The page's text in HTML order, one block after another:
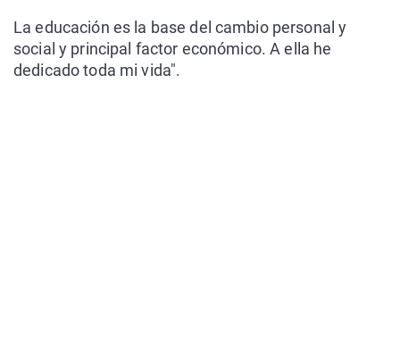
La educación es la base del cambio personal y
social y principal factor económico. A ella he
dedicado toda mi vida".